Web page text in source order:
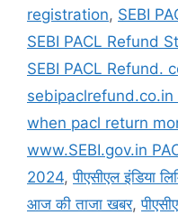
registration, SEBI
SEBI PACL Refund
SEBI PACL Refund.
when pacl return
www.SEBI.gov.in
2024,पीएसीएल इंडिया
आज की ताजा खबर,